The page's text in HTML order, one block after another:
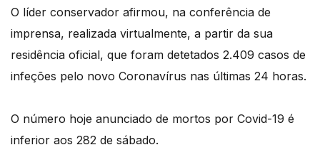
O líder conservador afirmou, na conferência de
imprensa, realizada virtualmente, a partir da sua
residência oficial, que foram detetados 2.409 casos de
infeções pelo novo Coronavírus nas últimas 24 horas.
O número hoje anunciado de mortos por Covid-19 é
inferior aos 282 de sábado.